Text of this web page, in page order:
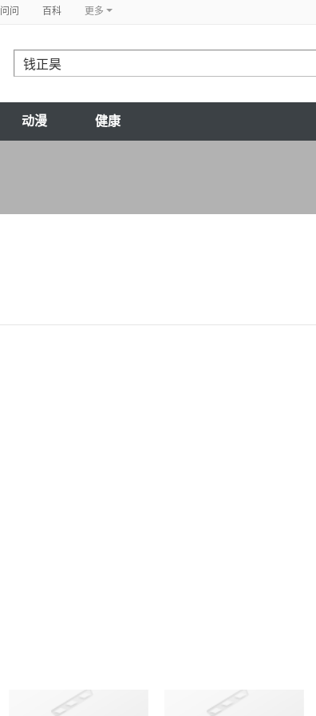
问问 百科 更多
动漫 健康